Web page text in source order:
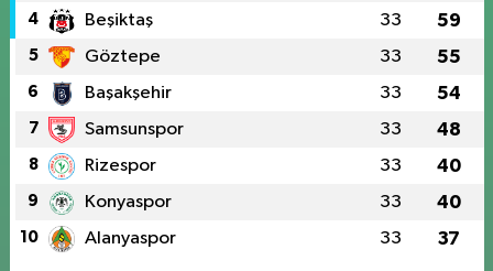
4 Beşiktaş 33 59
5 Göztepe 33 55
6 Başakşehir 33 54
7 Samsunspor 33 48
8 Rizespor 33 40
9 Konyaspor 33 40
10 Alanyaspor 33 37